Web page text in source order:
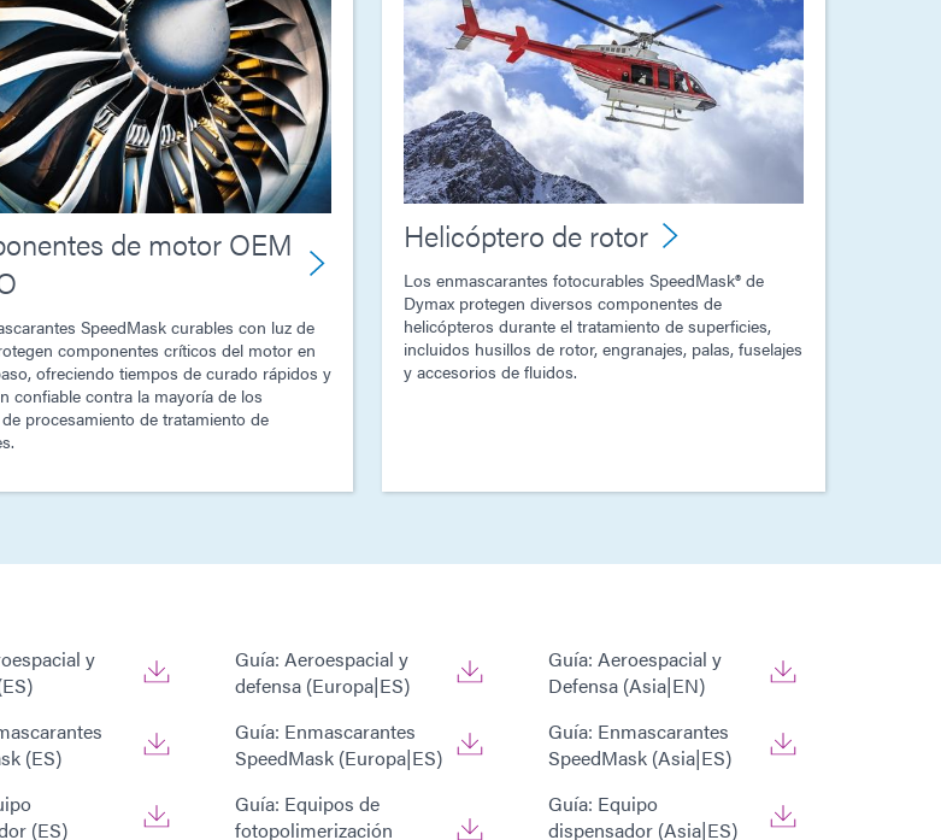
de motor OEM
SpeedMask curables con luz de
componentes críticos del motor en
ofreciendo tiempos de curado rápidos y
confiable contra la mayoría de los
procesamiento de tratamiento de
Helicóptero de rotor
Los enmascarantes fotocurables SpeedMask® de
Dymax protegen diversos componentes de
helicópteros durante el tratamiento de superficies,
incluidos husillos de rotor, engranajes, palas, fuselajes
y accesorios de fluidos.
y
(ES)
(ES)
Guía: Aeroespacial y
defensa (Europa|ES)
Guía: Enmascarantes
SpeedMask (Europa|ES)
Guía: Equipos de
fotopolimerización
Guía: Aeroespacial y
Defensa (Asia|EN)
Guía: Enmascarantes
SpeedMask (Asia|ES)
Guía: Equipo
dispensador (Asia|ES)